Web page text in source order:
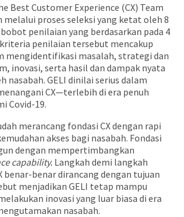
Best Customer Experience (CX) Team
melalui proses seleksi yang ketat oleh 8
penilaian yang berdasarkan pada 4
penilaian tersebut mencakup
mengidentifikasi masalah, strategi dan
inovasi, serta hasil dan dampak nyata
nasabah. GELI dinilai serius dalam
CX—terlebih di era penuh
Covid-19.
merancang fondasi CX dengan rapi
akses bagi nasabah. Fondasi
dengan mempertimbangkan
capability. Langkah demi langkah
benar-benar dirancang dengan tujuan
menjadikan GELI tetap mampu
inovasi yang luar biasa di era
nasabah.